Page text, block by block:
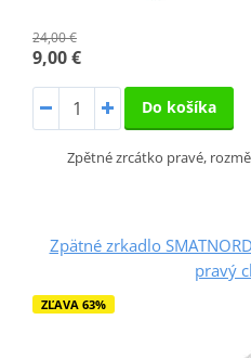
24,00 €
9,00 €
Do košíka
Zpětné zrcátko pravé,
Zpätné zrkadlo
pravý
ZĽAVA 63%